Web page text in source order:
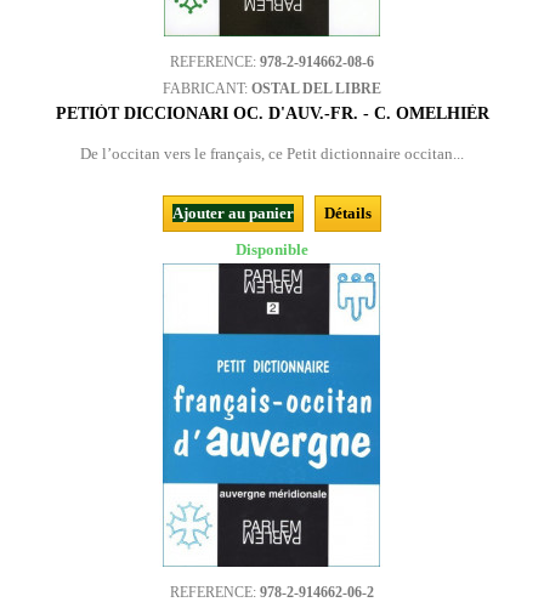
REFERENCE: 978-2-914662-08-6
FABRICANT: OSTAL DEL LIBRE
PETIÒT DICCIONARI OC. D'AUV.-FR. - C. OMELHIÈR
De l’occitan vers le français, ce Petit dictionnaire occitan...
Ajouter au panier
Détails
Disponible
REFERENCE: 978-2-914662-06-2